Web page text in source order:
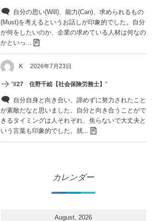
自分の思い(Will)、能力(Can)、求められるもの
(Must)を考えるというお話しが印象的でした。自分
が何をしたいのか、企業の求めている人材は何なの
かといっ...
K 2026年7月23日
"#27 住野千絵【社会保険労務士】"
自分自身と向き合い、諦めずに努力されたこと
が素敵だなと思いました。自分と向き合うことがで
きるタイミングは人それぞれ、焦らないで大丈夫と
いう言葉も印象的でした。就...
カレンダー
August, 2026